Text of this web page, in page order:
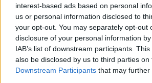
interest-based ads based on personal
us or personal information disclosed to
your opt-out. You may separately opt-out
disclosure of your personal information
IAB’s list of downstream participants.
also be disclosed by us to third parties on
Downstream Participants that may